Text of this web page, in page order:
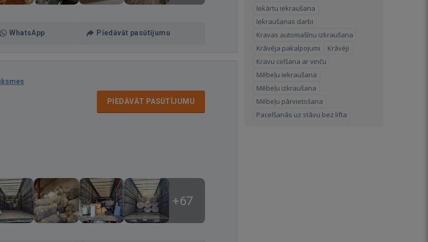
WhatsApp Piedāvāt pasūtījumu
PIEDĀVĀT PASŪTĪJUMU
+67
Iekārtu iekraušana
Iekraušanas darbi
Kravas automašīnu izkraušana
Krāvēja pakalpojumi
Krāvēji
Kravu celšana ar vinču
Mēbeļu iekraušana
Mēbeļu izkraušana
Mēbeļu pārvietošana
Pacelšanās uz stāvu bez lifta